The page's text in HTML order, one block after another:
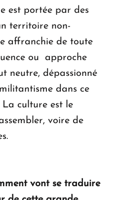
est portée par des
territoire non-
affranchie de toute
ou approche
neutre, dépassionné
dans ce
La culture est le
voire de
vont se traduire